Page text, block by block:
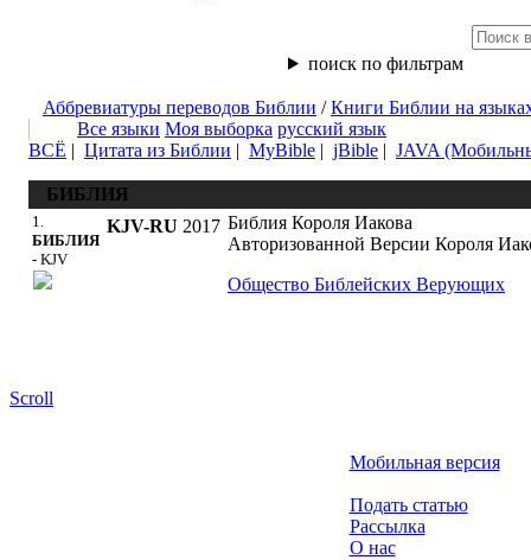
поиск по фильтрам
Аббревиатуры переводов Библии /Книги Библии на
Все языки Моя выборка русский язык
ВСЁ | Цитата из Библии | MyBible | jBible | JAVA
БИБЛИЯ
1.
БИБЛИЯ
- KJV
KJV-RU 2017 Библия Короля Иакова
Авторизованной Версии Короля
Общество Библейских Верующих
Scroll
Мобильная версия
Подать статью
Рассылка
О нас